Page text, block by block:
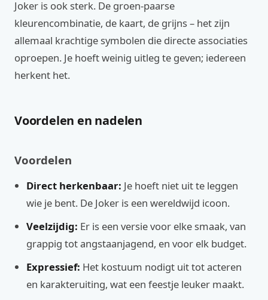
Joker is ook sterk. De groen-paarse
kleurencombinatie, de kaart, de grijns – het zijn
allemaal krachtige symbolen die directe associaties
oproepen. Je hoeft weinig uitleg te geven; iedereen
herkent het.
Voordelen en nadelen
Voordelen
Direct herkenbaar: Je hoeft niet uit te leggen
wie je bent. De Joker is een wereldwijd icoon.
Veelzijdig: Er is een versie voor elke smaak, van
grappig tot angstaanjagend, en voor elk budget.
Expressief: Het kostuum nodigt uit tot acteren
en karakteruiting, wat een feestje leuker maakt.